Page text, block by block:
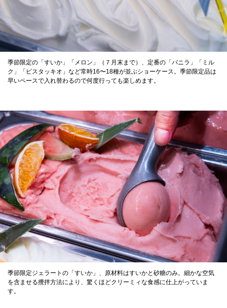
季節限定の「すいか」「メロン」（７月末まで）、定番の「バニラ」「ミル
ク」「ピスタッキオ」など常時16〜18種が並ぶショーケース。季節限定品は
早いペースで入れ替わるので何度行っても楽しめます。
季節限定ジェラートの「すいか」、原材料はすいかと砂糖のみ。細かな空気
を含ませる攪拌方法により、驚くほどクリーミィな食感に仕上がっていま
す。